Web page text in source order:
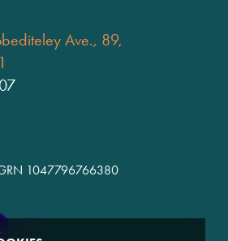
Ave., 89,
1047796766380